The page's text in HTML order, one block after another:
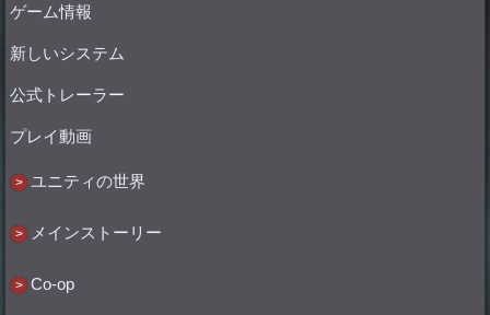
ゲーム情報
新しいシステム
公式トレーラー
プレイ動画
ユニティの世界
メインストーリー
Co-op